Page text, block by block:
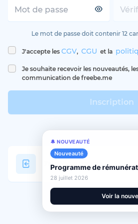
Le mot de passe doit contenir 12
J'accepte les CGV, CGU et la
Je souhaite recevoir les nouveautés,
communication de freebe.me
Inscription
J'ai déjà un compte
🔔 NOUVEAUTÉ
Nouveauté
Programme de
28 juillet 2026
Voir la